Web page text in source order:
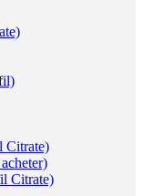
Citrate)
Citrate)